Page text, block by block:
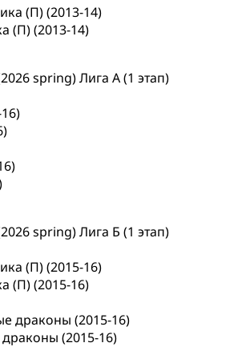
(П) (2013-14)
spring) Лига А (1 этап)
spring) Лига Б (1 этап)
(П) (2015-16)
(2015-16)